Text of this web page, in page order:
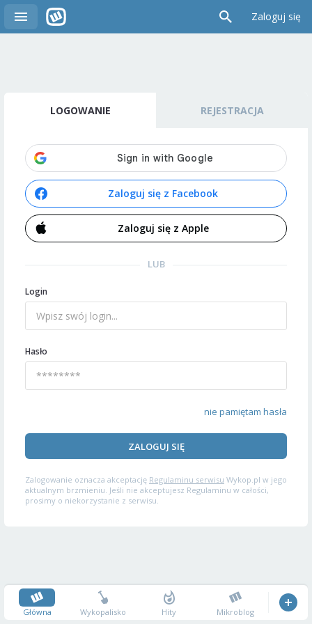
Zaloguj się
LOGOWANIE REJESTRACJA
Zaloguj się z Facebook
Zaloguj się z Apple
LUB
Login
Hasło
nie pamiętam hasła
ZALOGUJ SIĘ
Zalogowanie oznacza akceptację Regulaminu serwisu Wykop.pl w jego
aktualnym brzmieniu. Jeśli nie akceptujesz Regulaminu w całości,
prosimy o niekorzystanie z serwisu.
Główna Wykopalisko Hity Mikroblog